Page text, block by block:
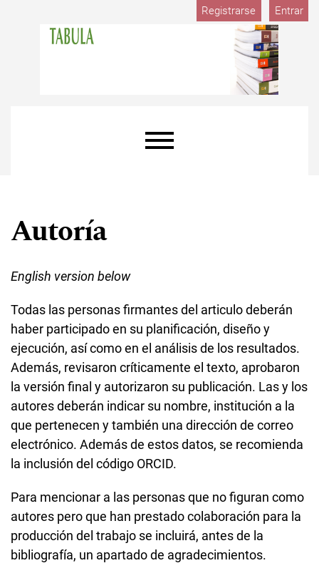
Registrarse Entrar
Menú principal
Autoría
English version below
Todas las personas firmantes del articulo deberán
haber participado en su planificación, diseño y
ejecución, así como en el análisis de los resultados.
Además, revisaron críticamente el texto, aprobaron
la versión final y autorizaron su publicación. Las y los
autores deberán indicar su nombre, institución a la
que pertenecen y también una dirección de correo
electrónico. Además de estos datos, se recomienda
la inclusión del código ORCID.
Para mencionar a las personas que no figuran como
autores pero que han prestado colaboración para la
producción del trabajo se incluirá, antes de la
bibliografía, un apartado de agradecimientos.